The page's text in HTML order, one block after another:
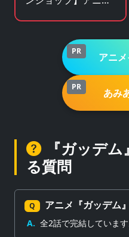
ッズの通販サイト
PR アニ
PR あみ
『ガッデ
る質問
Q アニメ『ガッデム
A. 全2話で完結しています